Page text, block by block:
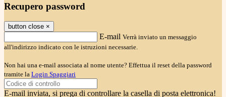
Recupero password
button close ×
E-mail Verrà inviato un messaggio
all'indirizzo indicato con le istruzioni necessarie.
Non hai una e-mail associata al nome utente? Effettua il reset della password
tramite la Login Spaggiari
E-mail inviata, si prega di controllare la casella di posta elettronica!